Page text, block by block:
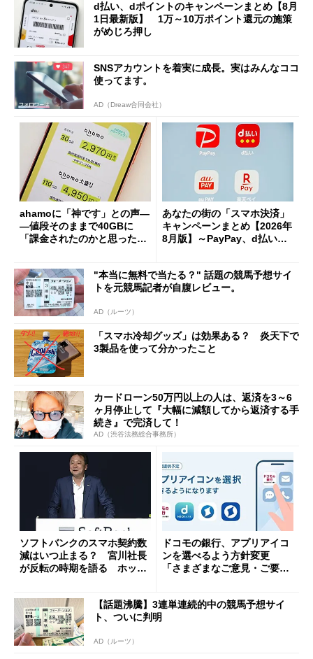
d払い、dポイントのキャンペーンまとめ【8月
1日最新版】 1万～10万ポイント還元の施策
がめじろ押し
SNSアカウントを着実に成長。実はみんなココ
使ってます。
AD（Dreaw合同会社）
ahamoに「神です」との声―
―値段そのままで40GBに
「課金されたのかと思った」
あなたの街の「スマホ決済」
キャンペーンまとめ【2026年
8月版】～PayPay、d払い、a
"本当に無料で当たる？" 話題の競馬予想サイ
トを元競馬記者が自腹レビュー。
AD（ルーツ）
「スマホ冷却グッズ」は効果ある？ 炎天下で
3製品を使って分かったこと
カードローン50万円以上の人は、返済を3～6
ヶ月停止して『大幅に減額してから返済する手
続き』で完済して！
AD（渋谷法務総合事務所）
ソフトバンクのスマホ契約数
減はいつ止まる？ 宮川社長
が反転の時期を語る ホッピ
ドコモの銀行、アプリアイコ
ンを選べるよう方針変更
「さまざまなご意見・ご要望
【話題沸騰】3連単連続的中の競馬予想サイ
ト、ついに判明
AD（ルーツ）